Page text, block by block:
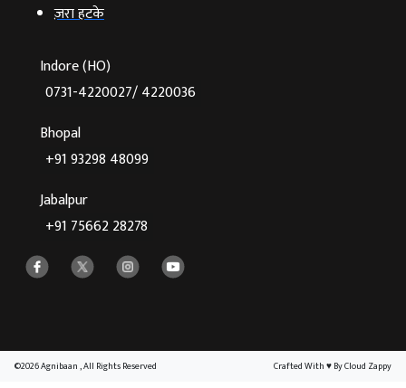
ज़रा हटके
Indore (HO)
0731-4220027/ 4220036
Bhopal
+91 93298 48099
Jabalpur
+91 75662 28278
©2026 Agnibaan , All Rights Reserved Crafted With♥By Cloud Zappy